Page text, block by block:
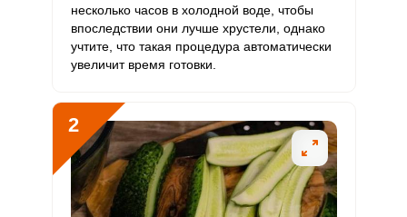
D
Витамин
E
Биотин
Витамин
К
164.1 мкг 120 мкг 12.8 68.4
Витамин
3.5 мг 20 мг 1.6 8.6
несколько часов в холодной воде, чтобы
впоследствии они лучше хрустели, однако
учтите, что такая процедура автоматически
увеличит время готовки.
2